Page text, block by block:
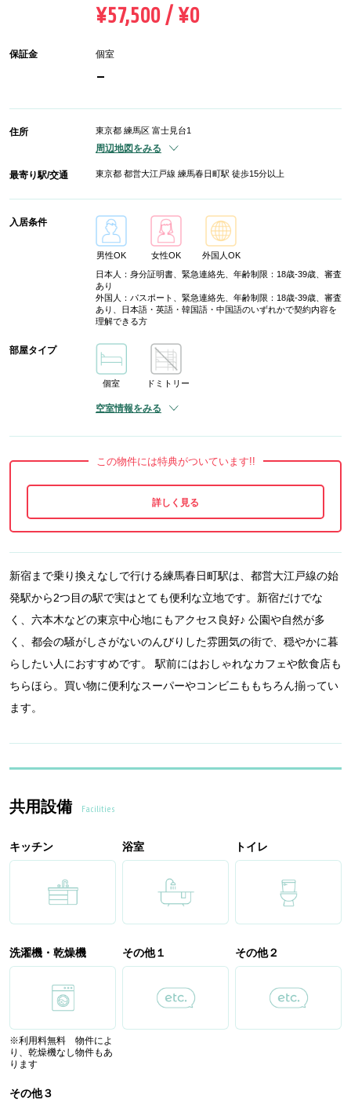
¥57,500 / ¥0
保証金 個室
-
住所 東京都 練馬区 富士見台1
周辺地図をみる
最寄り駅/交通 東京都 都営大江戸線 練馬春日町駅 徒歩15分以上
入居条件
男性OK 女性OK
外国人OK
日本人：身分証明書、緊急連絡先、年齢制限：18歳-39歳、審査
あり
外国人：パスポート、緊急連絡先、年齢制限：18歳-39歳、審査
あり、日本語・英語・韓国語・中国語のいずれかで契約内容を
理解できる方
部屋タイプ
個室 ドミトリー
空室情報をみる
この物件には特典がついています!!
新宿まで乗り換えなしで行ける練馬春日町駅は、都営大江戸線の始
発駅から2つ目の駅で実はとても便利な立地です。新宿だけでな
く、六本木などの東京中心地にもアクセス良好♪ 公園や自然が多
く、都会の騒がしさがないのんびりした雰囲気の街で、穏やかに暮
らしたい人におすすめです。 駅前にはおしゃれなカフェや飲食店も
ちらほら。買い物に便利なスーパーやコンビニももちろん揃ってい
ます。
共用設備 Facilities
キッチン 浴室 トイレ
洗濯機・乾燥機
※利用料無料 物件によ
り、乾燥機なし物件もあ
ります
その他１ その他２
その他３